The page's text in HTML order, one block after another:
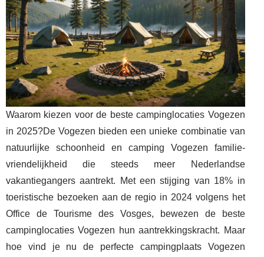
Waarom kiezen voor de beste campinglocaties Vogezen
in 2025?De Vogezen bieden een unieke combinatie van
natuurlijke schoonheid en camping Vogezen familie-
vriendelijkheid die steeds meer Nederlandse
vakantiegangers aantrekt. Met een stijging van 18% in
toeristische bezoeken aan de regio in 2024 volgens het
Office de Tourisme des Vosges, bewezen de beste
campinglocaties Vogezen hun aantrekkingskracht. Maar
hoe vind je nu de perfecte campingplaats Vogezen